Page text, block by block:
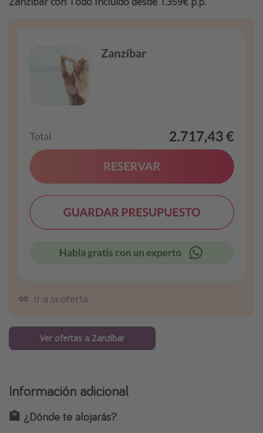
Ir a la oferta
Ver ofertas a Zanzíbar
Información adicional
🏨 ¿Dónde te alojarás?